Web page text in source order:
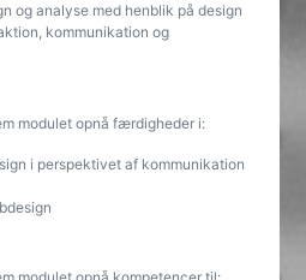
og analyse med henblik på design
kommunikation og
modulet opnå færdigheder i:
i perspektivet af kommunikation